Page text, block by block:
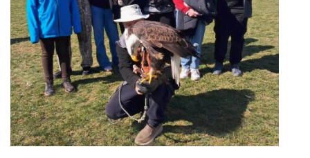
ŠKOLSKÁ RADA
PROJEKTY
ENVIRONMENTÁLNÍ VÝCHOVA
FOTOALBUM